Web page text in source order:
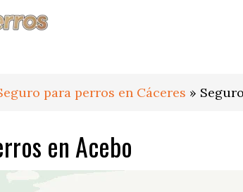
para perros en Cáceres »
en Acebo